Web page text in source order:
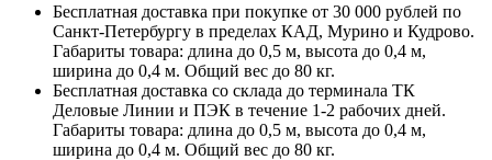
Бесплатная доставка при покупке от 30 000 рублей по
Санкт-Петербургу в пределах КАД, Мурино и Кудрово.
Габариты товара: длина до 0,5 м, высота до 0,4 м,
ширина до 0,4 м. Общий вес до 80 кг.
Бесплатная доставка со склада до терминала ТК
Деловые Линии и ПЭК в течение 1-2 рабочих дней.
Габариты товара: длина до 0,5 м, высота до 0,4 м,
ширина до 0,4 м. Общий вес до 80 кг.